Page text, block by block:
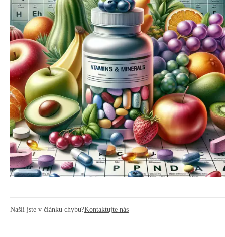
Našli jste v článku chybu?Kontaktujte nás